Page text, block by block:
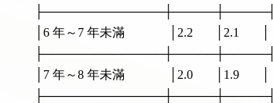
      ├──────────────┼─────┼─────┤
      │6 年～7 年未滿              │2.2       │2.1       │
      ├──────────────┼─────┼─────┤
      │7 年～8 年未滿              │2.0       │1.9       │
      ├──────────────┼─────┼─────┤